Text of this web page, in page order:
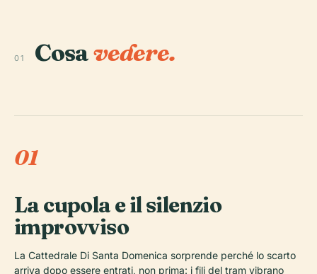
01 Cosavedere.
01
La cupola e il silenzio
improvviso
La Cattedrale Di Santa Domenica sorprende perché lo scarto
arriva dopo essere entrati, non prima: i fili del tram vibrano